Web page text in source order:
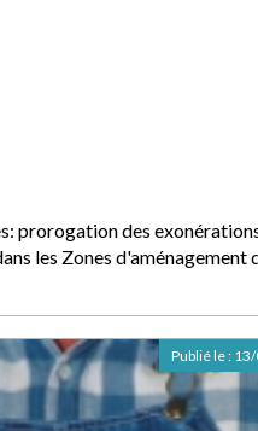
prorogation des
les Zones d'aménagement
Publié le :